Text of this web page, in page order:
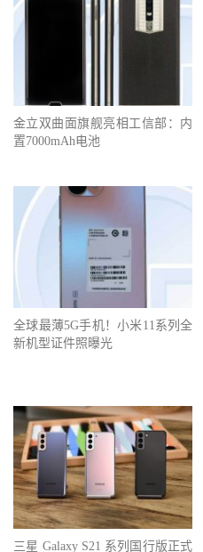
金立双曲面旗舰亮相工信部：内
置7000mAh电池
全球最薄5G手机！小米11系列全
新机型证件照曝光
三星 Galaxy S21 系列国行版正式